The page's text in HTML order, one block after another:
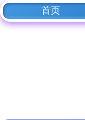
首页